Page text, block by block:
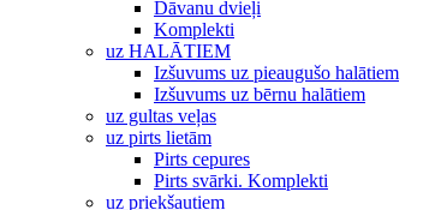
Dāvanu dvieļi
Komplekti
uz HALĀTIEM
Izšuvums uz pieaugušo halātiem
Izšuvums uz bērnu halātiem
uz gultas veļas
uz pirts lietām
Pirts cepures
Pirts svārki. Komplekti
uz priekšautiem